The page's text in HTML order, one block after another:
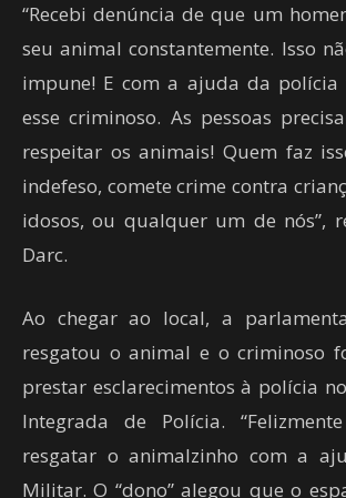
“Recebi denúncia de que um
seu animal constantemente. Isso
impune! E com a ajuda da polícia
esse criminoso. As pessoas
respeitar os animais! Quem faz
indefeso, comete crime contra
idosos, ou qualquer um de nós”,
Darc.
Ao chegar ao local, a
resgatou o animal e o criminoso
prestar esclarecimentos à polícia
Integrada de Polícia.
resgatar o animalzinho com a
Militar. O “dono” alegou que o